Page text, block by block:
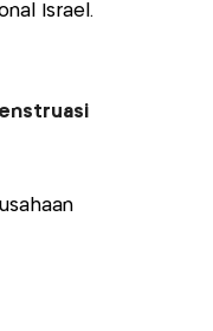
Israel.